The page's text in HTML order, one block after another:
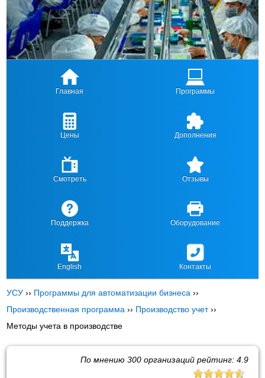
Главная Программы
Цены Дополнения
Смотреть Отзывы
Поддержка Оборудование
English Контакты
УСУ ›› Программы для автоматизации бизнеса ››
Производственная программа ›› Производство учет››
Методы учета в производстве
По мнению 300организаций рейтинг: 4.9